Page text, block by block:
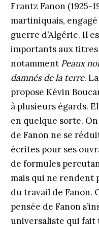
Frantz Fanon (1925-
martiniquais,
guerre d’Algérie. Il
importants aux
notamment Peaux
damnés de la terre.
propose Kévin
à plusieurs égards.
en quelque sorte.
de Fanon ne se
écrites pour ses
de formules
mais qui ne rendent
du travail de Fanon.
pensée de Fanon
universaliste qui fait